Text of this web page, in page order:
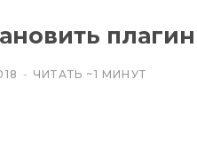
ЧИТАТЬ ~1 МИНУТ